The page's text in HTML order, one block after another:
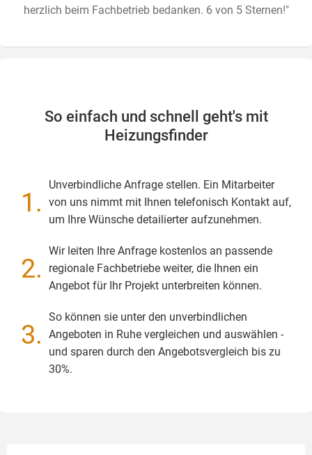
herzlich beim Fachbetrieb bedanken. 6 von 5 Sternen!"
So einfach und schnell geht's mit
Heizungsfinder
1.
Unverbindliche Anfrage stellen. Ein Mitarbeiter
von uns nimmt mit Ihnen telefonisch Kontakt auf,
um Ihre Wünsche detailierter aufzunehmen.
2.
Wir leiten Ihre Anfrage kostenlos an passende
regionale Fachbetriebe weiter, die Ihnen ein
Angebot für Ihr Projekt unterbreiten können.
3.
So können sie unter den unverbindlichen
Angeboten in Ruhe vergleichen und auswählen -
und sparen durch den Angebotsvergleich bis zu
30%.